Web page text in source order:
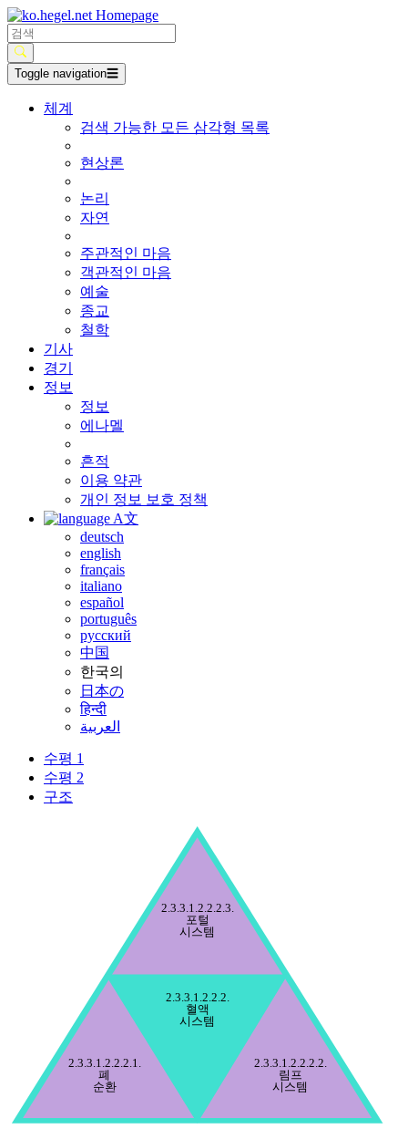
Toggle navigation☰
체계
검색 가능한 모든 삼각형 목록
현상론
논리
자연
주관적인 마음
객관적인 마음
예술
종교
철학
기사
경기
정보
정보
에나멜
흔적
이용 약관
개인 정보 보호 정책
A文
deutsch
english
français
italiano
español
português
русский
中国
한국의
日本の
हिन्दी
العربية
수평 1
수평 2
구조
2.3.3.1.2.2.2.
혈액
시스템
2.3.3.1.2.2.2.1.
폐
순환
2.3.3.1.2.2.2.2.
림프
시스템
2.3.3.1.2.2.2.3.
포털
시스템